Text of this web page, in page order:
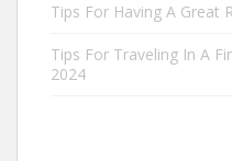
Tips For Having A Great
Tips For Traveling In A
2024